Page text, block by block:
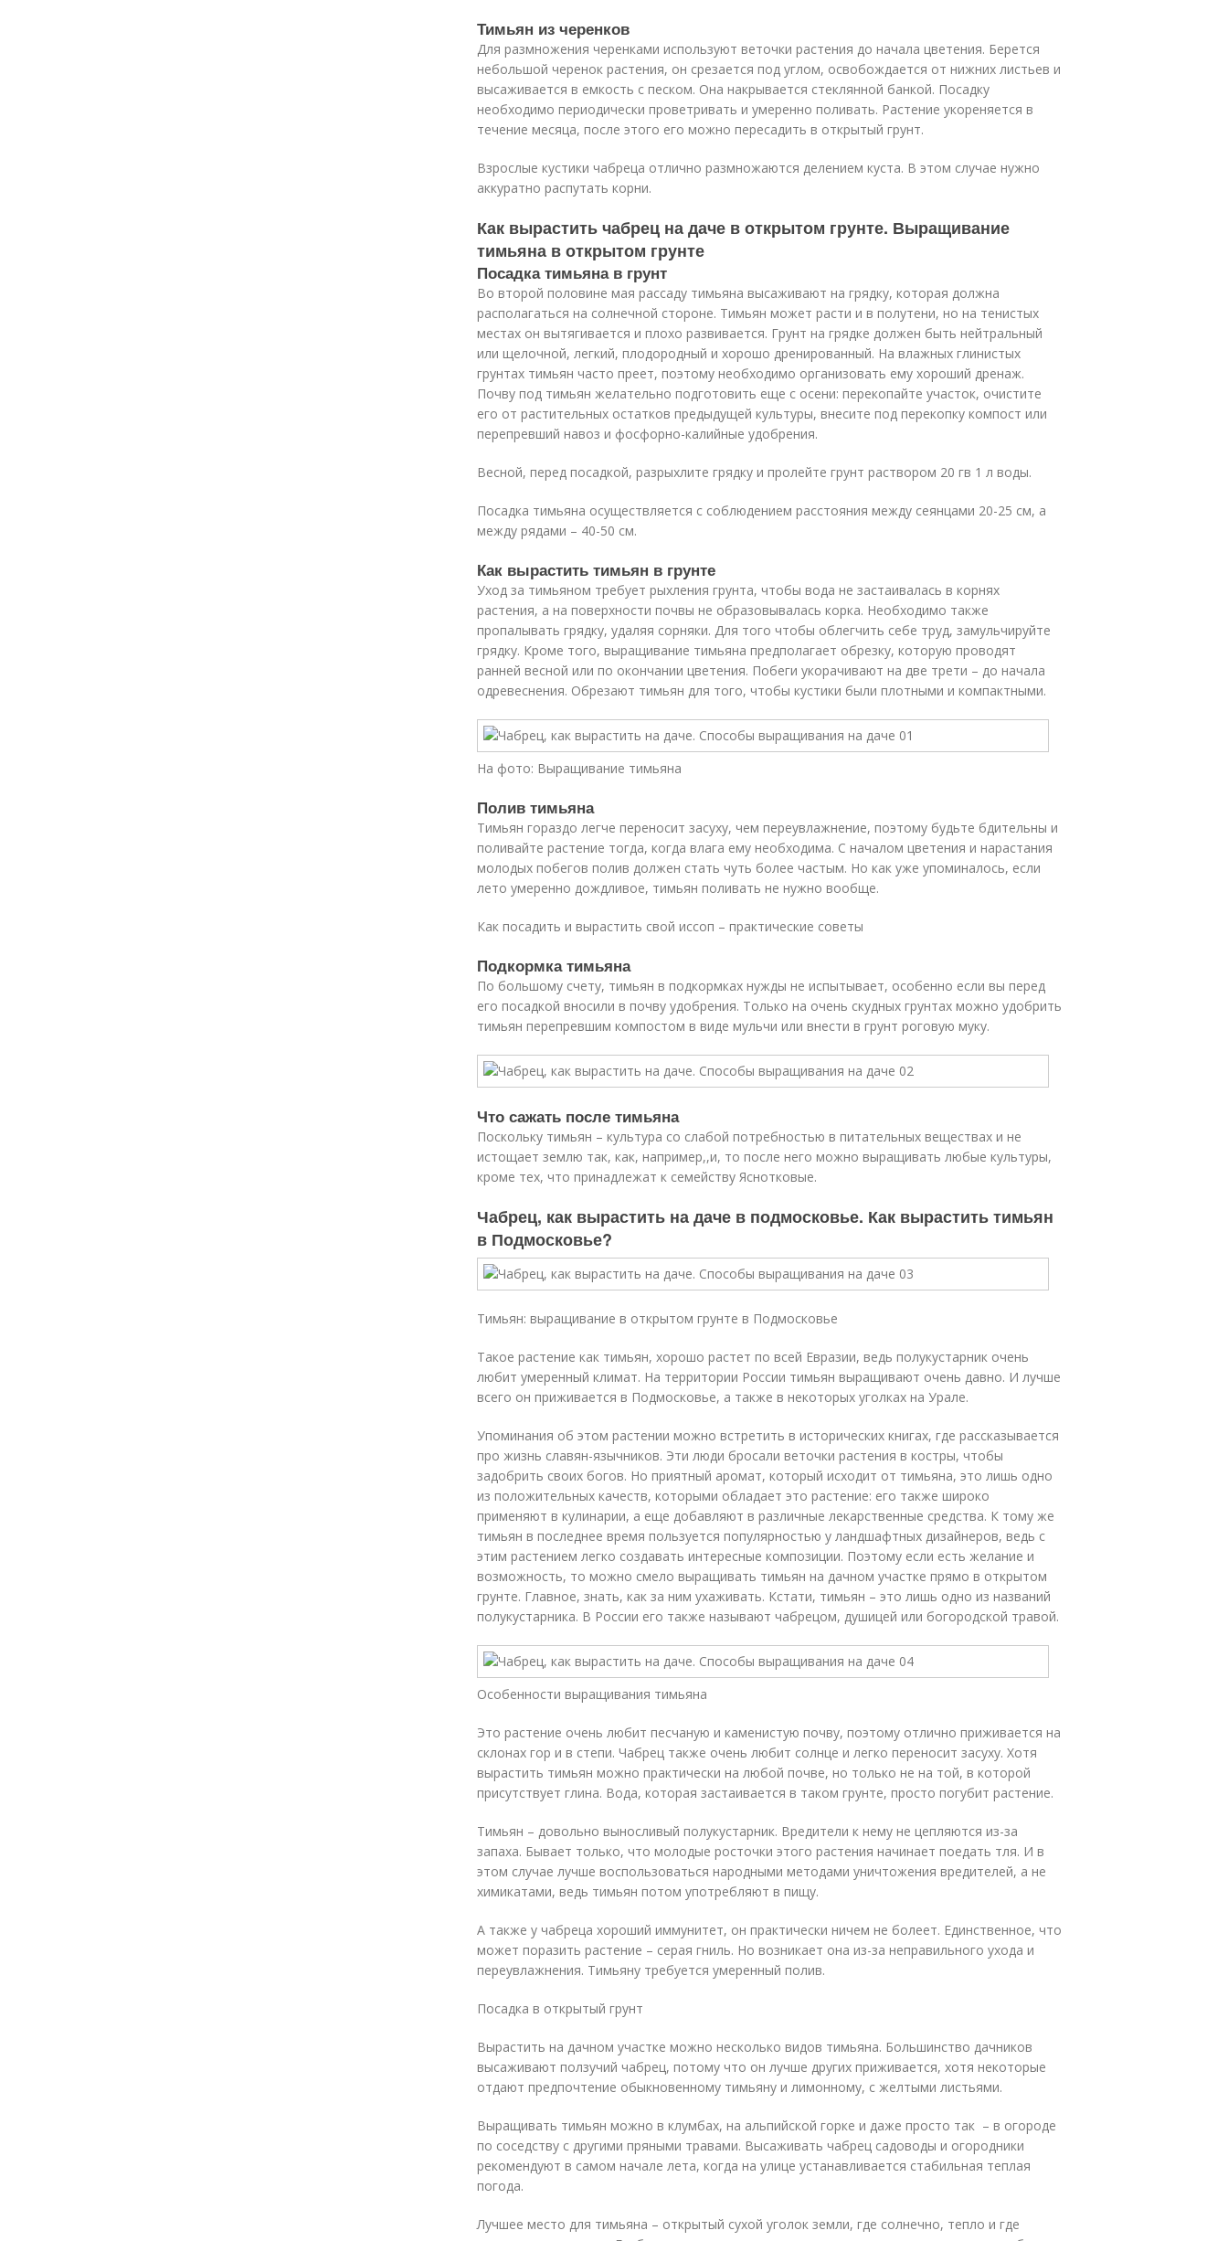
Тимьян из черенков
Для размножения черенками используют веточки растения до начала цветения. Берется
небольшой черенок растения, он срезается под углом, освобождается от нижних листьев и
высаживается в емкость с песком. Она накрывается стеклянной банкой. Посадку
необходимо периодически проветривать и умеренно поливать. Растение укореняется в
течение месяца, после этого его можно пересадить в открытый грунт.
Взрослые кустики чабреца отлично размножаются делением куста. В этом случае нужно
аккуратно распутать корни.
Как вырастить чабрец на даче в открытом грунте. Выращивание
тимьяна в открытом грунте
Посадка тимьяна в грунт
Во второй половине мая рассаду тимьяна высаживают на грядку, которая должна
располагаться на солнечной стороне. Тимьян может расти и в полутени, но на тенистых
местах он вытягивается и плохо развивается. Грунт на грядке должен быть нейтральный
или щелочной, легкий, плодородный и хорошо дренированный. На влажных глинистых
грунтах тимьян часто преет, поэтому необходимо организовать ему хороший дренаж.
Почву под тимьян желательно подготовить еще с осени: перекопайте участок, очистите
его от растительных остатков предыдущей культуры, внесите под перекопку компост или
перепревший навоз и фосфорно-калийные удобрения.
Весной, перед посадкой, разрыхлите грядку и пролейте грунт раствором 20 гв 1 л воды.
Посадка тимьяна осуществляется с соблюдением расстояния между сеянцами 20-25 см, а
между рядами – 40-50 см.
Как вырастить тимьян в грунте
Уход за тимьяном требует рыхления грунта, чтобы вода не застаивалась в корнях
растения, а на поверхности почвы не образовывалась корка. Необходимо также
пропалывать грядку, удаляя сорняки. Для того чтобы облегчить себе труд, замульчируйте
грядку. Кроме того, выращивание тимьяна предполагает обрезку, которую проводят
ранней весной или по окончании цветения. Побеги укорачивают на две трети – до начала
одревеснения. Обрезают тимьян для того, чтобы кустики были плотными и компактными.
На фото: Выращивание тимьяна
Полив тимьяна
Тимьян гораздо легче переносит засуху, чем переувлажнение, поэтому будьте бдительны и
поливайте растение тогда, когда влага ему необходима. С началом цветения и нарастания
молодых побегов полив должен стать чуть более частым. Но как уже упоминалось, если
лето умеренно дождливое, тимьян поливать не нужно вообще.
Как посадить и вырастить свой иссоп – практические советы
Подкормка тимьяна
По большому счету, тимьян в подкормках нужды не испытывает, особенно если вы перед
его посадкой вносили в почву удобрения. Только на очень скудных грунтах можно удобрить
тимьян перепревшим компостом в виде мульчи или внести в грунт роговую муку.
Что сажать после тимьяна
Поскольку тимьян – культура со слабой потребностью в питательных веществах и не
истощает землю так, как, например,,и, то после него можно выращивать любые культуры,
кроме тех, что принадлежат к семейству Яснотковые.
Чабрец, как вырастить на даче в подмосковье. Как вырастить тимьян
в Подмосковье?
Тимьян: выращивание в открытом грунте в Подмосковье
Такое растение как тимьян, хорошо растет по всей Евразии, ведь полукустарник очень
любит умеренный климат. На территории России тимьян выращивают очень давно. И лучше
всего он приживается в Подмосковье, а также в некоторых уголках на Урале.
Упоминания об этом растении можно встретить в исторических книгах, где рассказывается
про жизнь славян-язычников. Эти люди бросали веточки растения в костры, чтобы
задобрить своих богов. Но приятный аромат, который исходит от тимьяна, это лишь одно
из положительных качеств, которыми обладает это растение: его также широко
применяют в кулинарии, а еще добавляют в различные лекарственные средства. К тому же
тимьян в последнее время пользуется популярностью у ландшафтных дизайнеров, ведь с
этим растением легко создавать интересные композиции. Поэтому если есть желание и
возможность, то можно смело выращивать тимьян на дачном участке прямо в открытом
грунте. Главное, знать, как за ним ухаживать. Кстати, тимьян – это лишь одно из названий
полукустарника. В России его также называют чабрецом, душицей или богородской травой.
Особенности выращивания тимьяна
Это растение очень любит песчаную и каменистую почву, поэтому отлично приживается на
склонах гор и в степи. Чабрец также очень любит солнце и легко переносит засуху. Хотя
вырастить тимьян можно практически на любой почве, но только не на той, в которой
присутствует глина. Вода, которая застаивается в таком грунте, просто погубит растение.
Тимьян – довольно выносливый полукустарник. Вредители к нему не цепляются из-за
запаха. Бывает только, что молодые росточки этого растения начинает поедать тля. И в
этом случае лучше воспользоваться народными методами уничтожения вредителей, а не
химикатами, ведь тимьян потом употребляют в пищу.
А также у чабреца хороший иммунитет, он практически ничем не болеет. Единственное, что
может поразить растение – серая гниль. Но возникает она из-за неправильного ухода и
переувлажнения. Тимьяну требуется умеренный полив.
Посадка в открытый грунт
Вырастить на дачном участке можно несколько видов тимьяна. Большинство дачников
высаживают ползучий чабрец, потому что он лучше других приживается, хотя некоторые
отдают предпочтение обыкновенному тимьяну и лимонному, с желтыми листьями.
Выращивать тимьян можно в клумбах, на альпийской горке и даже просто так – в огороде
по соседству с другими пряными травами. Высаживать чабрец садоводы и огородники
рекомендуют в самом начале лета, когда на улице устанавливается стабильная теплая
погода.
Лучшее место для тимьяна – открытый сухой уголок земли, где солнечно, тепло и где